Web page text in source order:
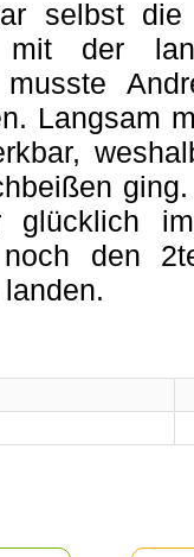
selbst die
der
Langsam
glücklich
noch den